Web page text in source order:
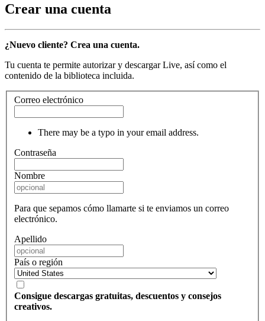
Crear una cuenta
¿Nuevo cliente? Crea una cuenta.
Tu cuenta te permite autorizar y descargar Live, así como el
contenido de la biblioteca incluida.
Correo electrónico
There may be a typo in your email address.
Contraseña
Nombre
Para que sepamos cómo llamarte si te enviamos un correo
electrónico.
Apellido
País o región
Consigue descargas gratuitas, descuentos y consejos
creativos.